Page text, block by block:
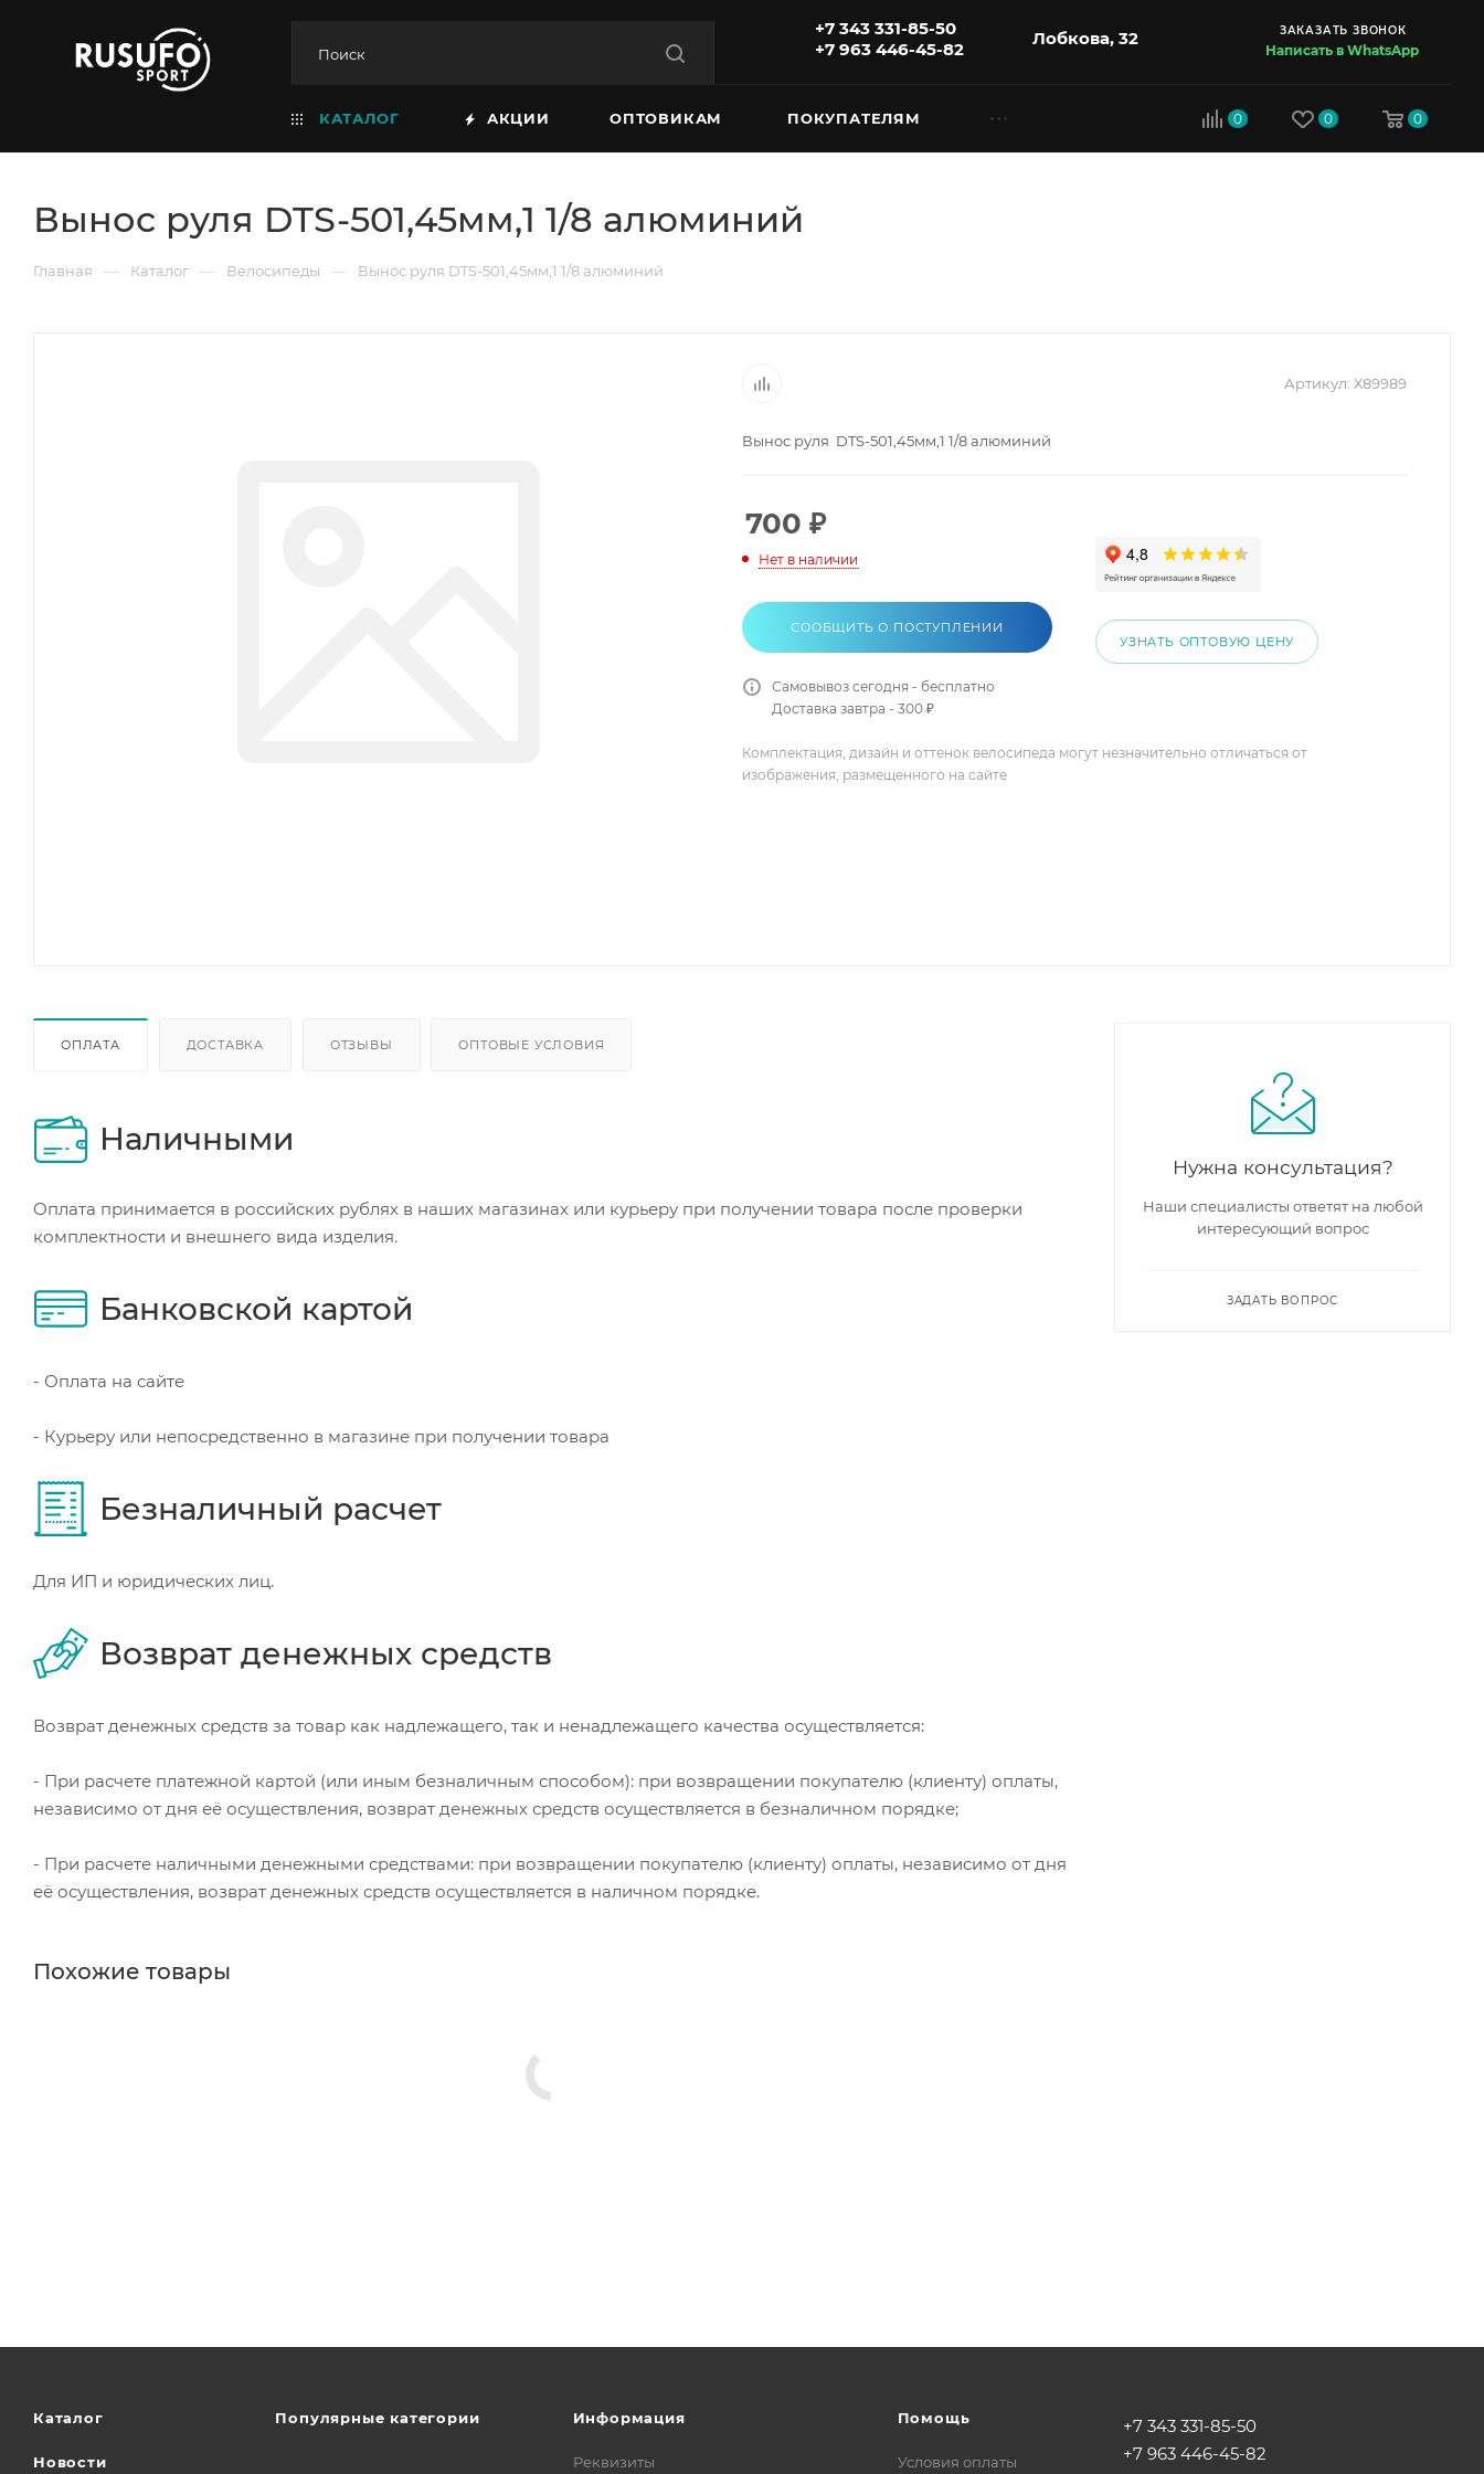
+7 343 331-85-50
+7 963 446-45-82
Лобкова, 32 ЗАКАЗАТЬ ЗВОНОК
Написать в WhatsApp
0 0 0
КАТАЛОГ АКЦИИ ОПТОВИКАМ ПОКУПАТЕЛЯМ
Вынос руля DTS-501,45мм,1 1/8 алюминий
Главная — Каталог — Велосипеды — Вынос руля DTS-501,45мм,1 1/8 алюминий
Артикул: Х89989
Вынос руля DTS-501,45мм,1 1/8 алюминий
700 ₽
Нет в наличии
СООБЩИТЬ О ПОСТУПЛЕНИИ
Самовывоз сегодня - бесплатно
Доставка завтра - 300 ₽
УЗНАТЬ ОПТОВУЮ ЦЕНУ
Комплектация, дизайн и оттенок велосипеда могут незначительно отличаться от
изображения, размещенного на сайте
ОПЛАТА ДОСТАВКА ОТЗЫВЫ ОПТОВЫЕ УСЛОВИЯ
Наличными
Оплата принимается в российских рублях в наших магазинах или курьеру при получении товара после проверки
комплектности и внешнего вида изделия.
Банковской картой
- Оплата на сайте
- Курьеру или непосредственно в магазине при получении товара
Безналичный расчет
Для ИП и юридических лиц.
Возврат денежных средств
Возврат денежных средств за товар как надлежащего, так и ненадлежащего качества осуществляется:
- При расчете платежной картой (или иным безналичным способом): при возвращении покупателю (клиенту) оплаты,
независимо от дня её осуществления, возврат денежных средств осуществляется в безналичном порядке;
- При расчете наличными денежными средствами: при возвращении покупателю (клиенту) оплаты, независимо от дня
её осуществления, возврат денежных средств осуществляется в наличном порядке.
Похожие товары
Нужна консультация?
Наши специалисты ответят на любой
интересующий вопрос
ЗАДАТЬ ВОПРОС
Каталог
Новости
Популярные категории Информация
Реквизиты
Помощь
Условия оплаты
+7 343 331-85-50
+7 963 446-45-82